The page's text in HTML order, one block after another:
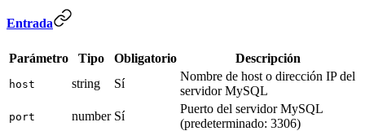
Entrada
Parámetro Tipo Obligatorio Descripción
host string Sí
Nombre de host o dirección IP del
servidor MySQL
port number Sí
Puerto del servidor MySQL
(predeterminado: 3306)